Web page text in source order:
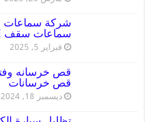
سماعات سقف BOSE أصلية
فبراير 5, 2025
قص خرسانات
ديسمبر 18, 2024